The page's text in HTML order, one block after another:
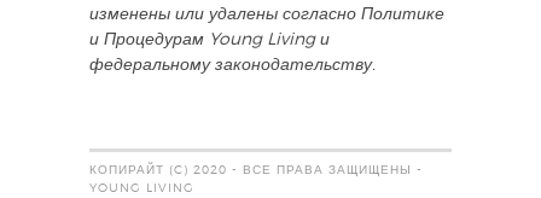
изменены или удалены согласно Политике
и Процедурам Young Living и
федеральному законодательству.
КОПИРАЙТ (C) 2020 - ВСЕ ПРАВА ЗАЩИЩЕНЫ -
YOUNG LIVING